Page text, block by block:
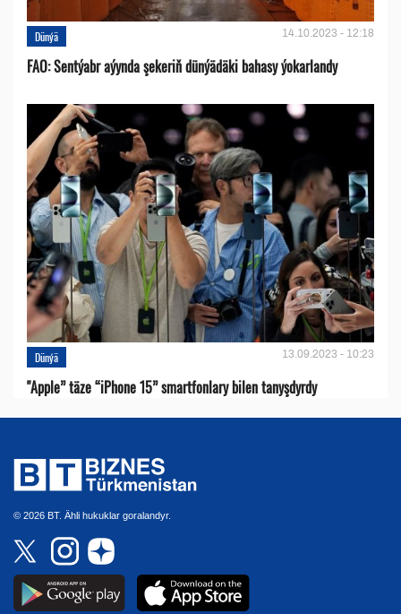
Dünýä 14.10.2023 - 12:18
FAO: Sentýabr aýynda şekeriň dünýädäki bahasy ýokarlandy
Dünýä 13.09.2023 - 10:23
"Apple” täze “iPhone 15” smartfonlary bilen tanyşdyrdy
© 2026 BT. Ähli hukuklar goralandyr.